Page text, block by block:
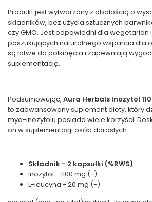
Produkt jest wytwarzany z dbałością o
składników, bez użycia sztucznych
czy GMO. Jest odpowiedni dla wegetarian
poszukujących naturalnego wsparcia dla
są łatwe do połknięcia i zapewniają
suplementację.
Podsumowując, Aura Herbals Inozytol
to zaawansowany suplement diety, który
myo-inozytolu posiada wiele korzyści.
on w suplementacji osób dorosłych.
Składnik - 2 kapsułki (%RWS)
inozytol - 1100 mg (-)
L-leucyna - 20 mg (-)